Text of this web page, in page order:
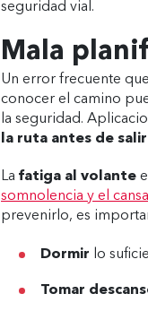
seguridad vial.
Mala
Un error frecuente
conocer el camino
la seguridad.
la ruta antes de salir
La fatiga al volante
somnolencia y el
prevenirlo, es
Dormir lo
Tomar